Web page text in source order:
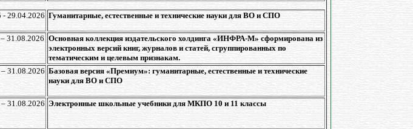
- 29.04.2026 Гуманитарные, естественные и технические науки для ВО и СПО
31.08.2026 Основная коллекция издательского холдинга «ИНФРА-М» сформирована из
электронных версий книг, журналов и статей, сгруппированных по
тематическим и целевым признакам.
31.08.2026 Базовая версия «Премиум»: гуманитарные, естественные и технические
науки для ВО и СПО
31.08.2026 Электронные школьные учебники для МКПО 10 и 11 классы